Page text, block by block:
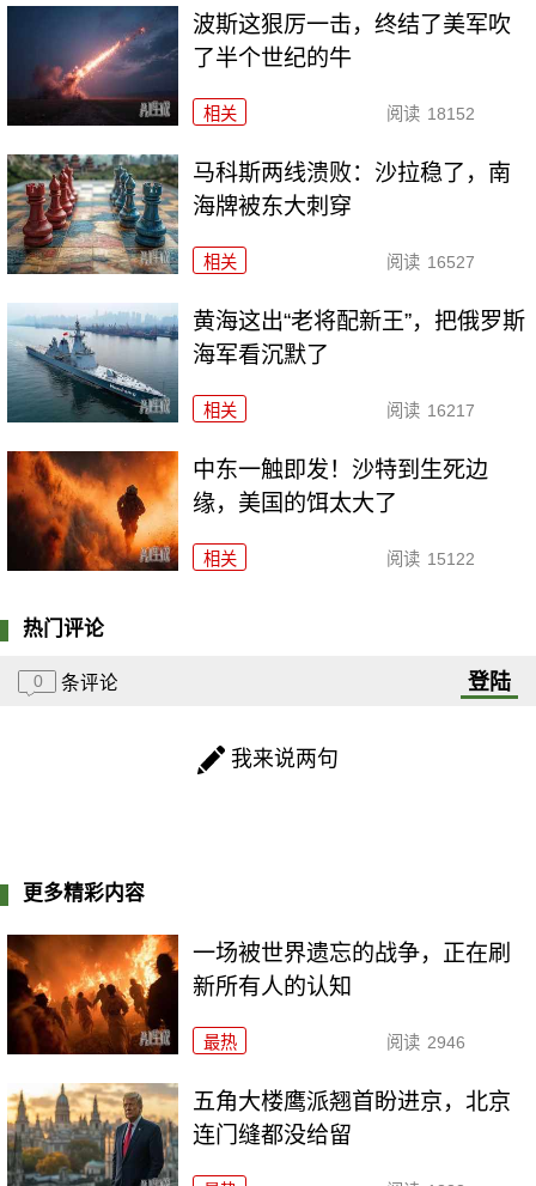
波斯这狠厉一击，终结了美军吹
了半个世纪的牛
相关 阅读 18152
马科斯两线溃败：沙拉稳了，南
海牌被东大刺穿
相关 阅读 16527
黄海这出“老将配新王”，把俄罗斯
海军看沉默了
相关 阅读 16217
中东一触即发！沙特到生死边
缘，美国的饵太大了
相关 阅读 15122
热门评论
0 条评论 登陆
我来说两句
更多精彩内容
一场被世界遗忘的战争，正在刷
新所有人的认知
最热 阅读 2946
五角大楼鹰派翘首盼进京，北京
连门缝都没给留